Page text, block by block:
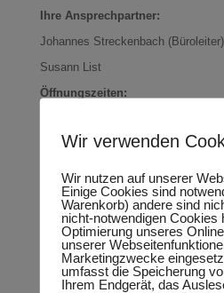
Ihre Ansprechpartner:
Johannes Streckenbach (Büroleiter)
Susann List
Öffnungszeiten:
sowie nach telefonischer
Für eine Bürgersprechstunde
individuellen Termin mit meinem
Wir verwenden
Wir nutzen auf unserer
Einige Cookies sind
Warenkorb) andere sind
nicht-notwendigen Cookies
Optimierung unseres
unserer
Marketingzwecke
umfasst die Speicherung
Ihrem Endgerät, das